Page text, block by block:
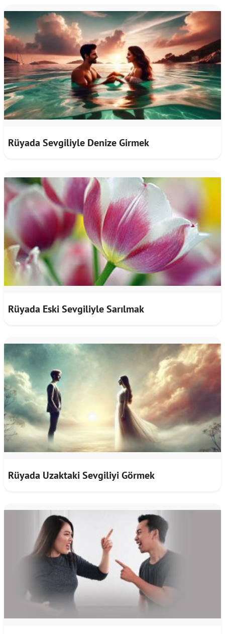
Rüyada Sevgiliyle Denize Girmek
Rüyada Eski Sevgiliyle Sarılmak
Rüyada Uzaktaki Sevgiliyi Görmek